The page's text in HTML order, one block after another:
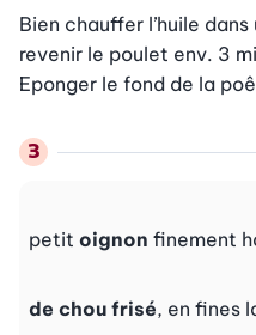
Bien chauffer l’huile
revenir le poulet env. 3
Eponger le fond de la
petit oignon finement
de chou frisé, en fines